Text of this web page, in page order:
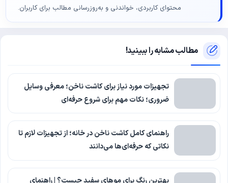
محتوای کاربردی، خواندنی و به‌روزرسانی مطالب برای کاربران.
مطالب مشابه را ببینید!
تجهیزات مورد نیاز برای کاشت ناخن؛ معرفی وسایل
ضروری؛ نکات مهم برای شروع حرفه‌ای
راهنمای کامل کاشت ناخن در خانه؛ از تجهیزات لازم تا
نکاتی که حرفه‌ای‌ها می‌دانند
بهترین رنگ برای موهای سفید چیست؟ | راهنمای